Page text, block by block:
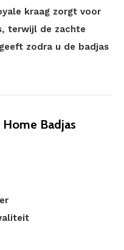
kraag zorgt voor
terwijl de zachte
zodra u de badjas
Badjas